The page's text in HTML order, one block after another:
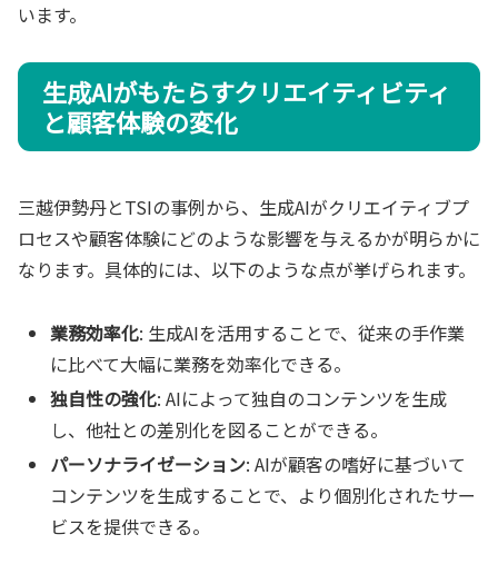
います。
生成AIがもたらすクリエイティビティ
と顧客体験の変化
三越伊勢丹とTSIの事例から、生成AIがクリエイティブプ
ロセスや顧客体験にどのような影響を与えるかが明らかに
なります。具体的には、以下のような点が挙げられます。
業務効率化: 生成AIを活用することで、従来の手作業
に比べて大幅に業務を効率化できる。
独自性の強化: AIによって独自のコンテンツを生成
し、他社との差別化を図ることができる。
パーソナライゼーション: AIが顧客の嗜好に基づいて
コンテンツを生成することで、より個別化されたサー
ビスを提供できる。